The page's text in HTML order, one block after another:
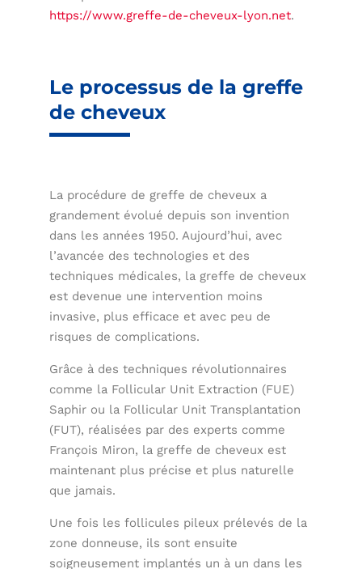
https://www.greffe-de-cheveux-lyon.net.
Le processus de la greffe
de cheveux
La procédure de greffe de cheveux a
grandement évolué depuis son invention
dans les années 1950. Aujourd’hui, avec
l’avancée des technologies et des
techniques médicales, la greffe de cheveux
est devenue une intervention moins
invasive, plus efficace et avec peu de
risques de complications.
Grâce à des techniques révolutionnaires
comme la Follicular Unit Extraction (FUE)
Saphir ou la Follicular Unit Transplantation
(FUT), réalisées par des experts comme
François Miron, la greffe de cheveux est
maintenant plus précise et plus naturelle
que jamais.
Une fois les follicules pileux prélevés de la
zone donneuse, ils sont ensuite
soigneusement implantés un à un dans les